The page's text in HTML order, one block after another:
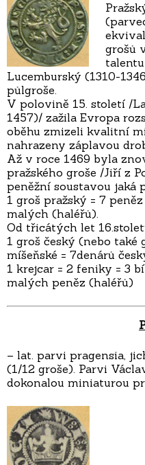
grošů
Lucemburský (1310-
půlgroše.
V polovině 15. století /
1457)/ zažila Evropa
oběhu zmizeli kvalitní
nahrazeny záplavou
Až v roce 1469 byla
pražského groše /Jiří z
peněžní soustavou jaká
1 groš pražský = 7
malých (haléřů).
Od třicátých let
1 groš český (nebo také
míšeňské = 7denárů
1 krejcar = 2 feniky = 3
malých peněz (haléřů)
– lat. parvi pragensia,
(1/12 groše). Parvi
dokonalou miniaturou